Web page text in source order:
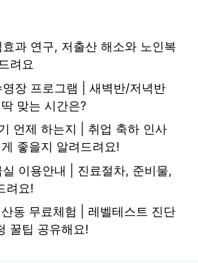
과 연구, 저출산 해소와 노인복
려요
장 프로그램 | 새벽반/저녁반
맞는 시간은?
언제 하는지 | 취업 축하 인사
좋을지 알려드려요!
이용안내 | 진료절차, 준비물,
려요!
동 무료체험 | 레벨테스트 진단
꿀팁 공유해요!